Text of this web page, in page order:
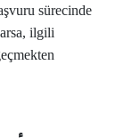
sürecinde
ilgili